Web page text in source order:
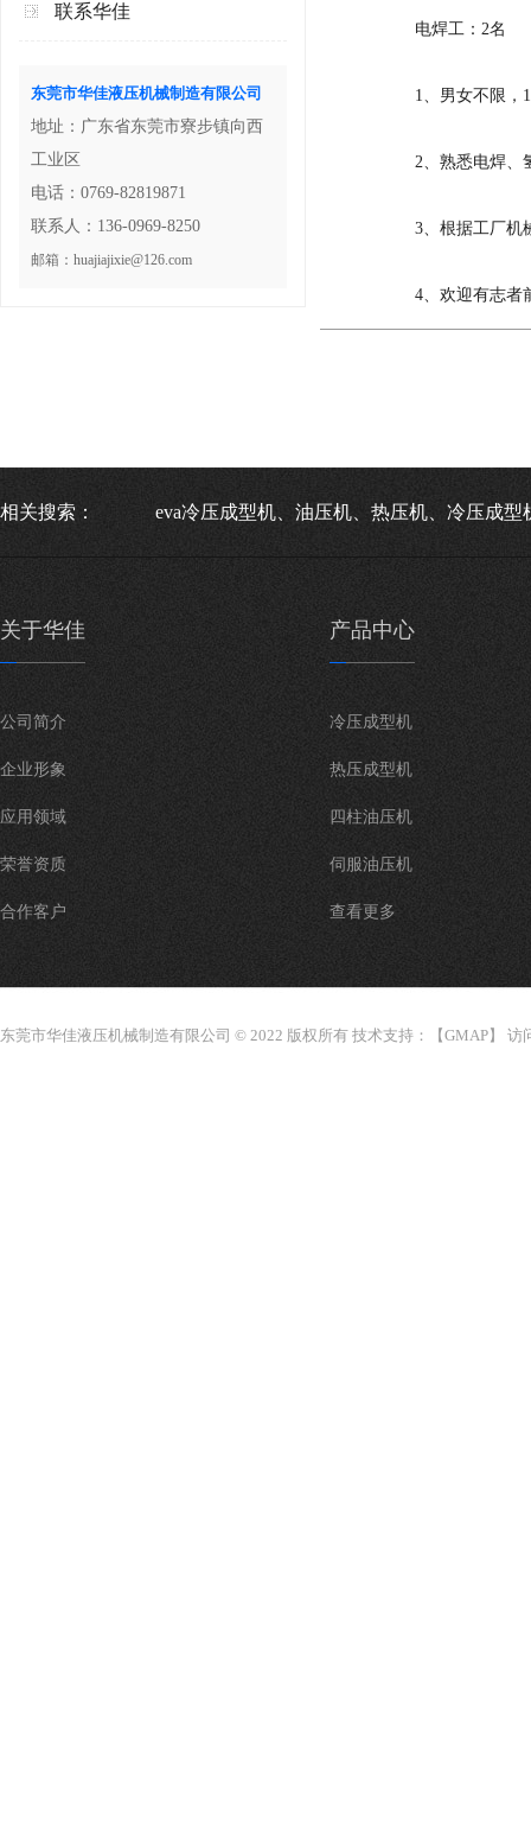
联系华佳
东莞市华佳液压机械制造有限公司
地址：广东省东莞市寮步镇向西
工业区
电话：0769-82819871
联系人：136-0969-8250
邮箱：huajiajixie@126.com
电焊工：2名
1、男女不限，
2、熟悉电焊、
3、根据工厂机
4、欢迎有志者
相关搜索： eva冷压成型机、油压机、热压机、冷压成
关于华佳
公司简介
企业形象
应用领域
荣誉资质
合作客户
产品中心
冷压成型机
热压成型机
四柱油压机
伺服油压机
查看更多
东莞市华佳液压机械制造有限公司 © 2022 版权所有 技术支持：【GMAP】 访